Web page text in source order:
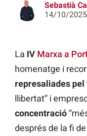
Sebastià
14/10/
La IV Marxa a
homenatge i
represaliades
llibertat” i
concentració
després de la fi